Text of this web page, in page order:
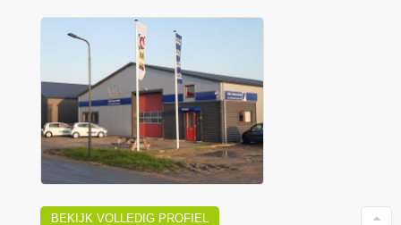
BEKIJK VOLLEDIG PROFIEL